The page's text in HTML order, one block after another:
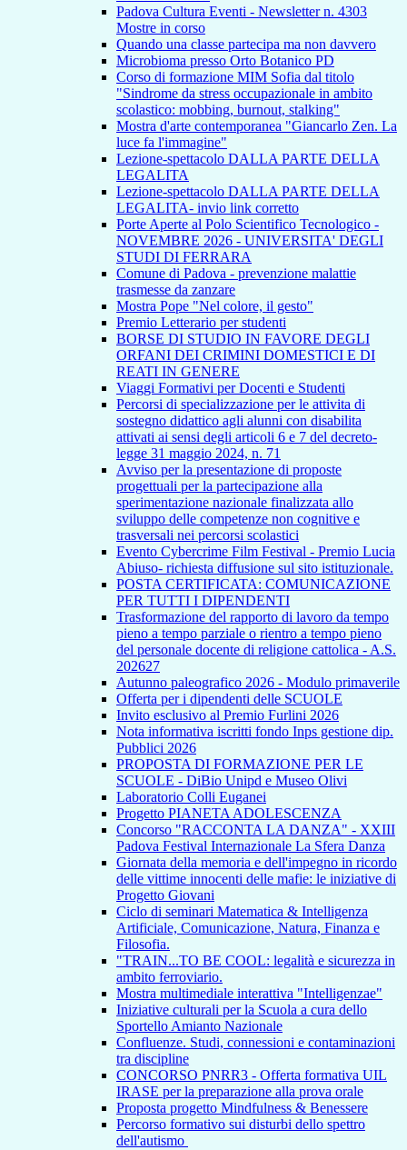
Padova Cultura Eventi - Newsletter n. 4303
Mostre in corso
Quando una classe partecipa ma non davvero
Microbioma presso Orto Botanico PD
Corso di formazione MIM Sofia dal titolo
"Sindrome da stress occupazionale in ambito
scolastico: mobbing, burnout, stalking"
Mostra d'arte contemporanea "Giancarlo Zen. La
luce fa l'immagine"
Lezione-spettacolo DALLA PARTE DELLA
LEGALITA
Lezione-spettacolo DALLA PARTE DELLA
LEGALITA- invio link corretto
Porte Aperte al Polo Scientifico Tecnologico -
NOVEMBRE 2026 - UNIVERSITA' DEGLI
STUDI DI FERRARA
Comune di Padova - prevenzione malattie
trasmesse da zanzare
Mostra Pope "Nel colore, il gesto"
Premio Letterario per studenti
BORSE DI STUDIO IN FAVORE DEGLI
ORFANI DEI CRIMINI DOMESTICI E DI
REATI IN GENERE
Viaggi Formativi per Docenti e Studenti
Percorsi di specializzazione per le attivita di
sostegno didattico agli alunni con disabilita
attivati ai sensi degli articoli 6 e 7 del decreto-
legge 31 maggio 2024, n. 71
Avviso per la presentazione di proposte
progettuali per la partecipazione alla
sperimentazione nazionale finalizzata allo
sviluppo delle competenze non cognitive e
trasversali nei percorsi scolastici
Evento Cybercrime Film Festival - Premio Lucia
Abiuso- richiesta diffusione sul sito istituzionale.
POSTA CERTIFICATA: COMUNICAZIONE
PER TUTTI I DIPENDENTI
Trasformazione del rapporto di lavoro da tempo
pieno a tempo parziale o rientro a tempo pieno
del personale docente di religione cattolica - A.S.
202627
Autunno paleografico 2026 - Modulo primaverile
Offerta per i dipendenti delle SCUOLE
Invito esclusivo al Premio Furlini 2026
Nota informativa iscritti fondo Inps gestione dip.
Pubblici 2026
PROPOSTA DI FORMAZIONE PER LE
SCUOLE - DiBio Unipd e Museo Olivi
Laboratorio Colli Euganei
Progetto PIANETA ADOLESCENZA
Concorso "RACCONTA LA DANZA" - XXIII
Padova Festival Internazionale La Sfera Danza
Giornata della memoria e dell'impegno in ricordo
delle vittime innocenti delle mafie: le iniziative di
Progetto Giovani
Ciclo di seminari Matematica & Intelligenza
Artificiale, Comunicazione, Natura, Finanza e
Filosofia.
"TRAIN...TO BE COOL: legalità e sicurezza in
ambito ferroviario.
Mostra multimediale interattiva "Intelligenzae"
Iniziative culturali per la Scuola a cura dello
Sportello Amianto Nazionale
Confluenze. Studi, connessioni e contaminazioni
tra discipline
CONCORSO PNRR3 - Offerta formativa UIL
IRASE per la preparazione alla prova orale
Proposta progetto Mindfulness & Benessere
Percorso formativo sui disturbi dello spettro
dell'autismo